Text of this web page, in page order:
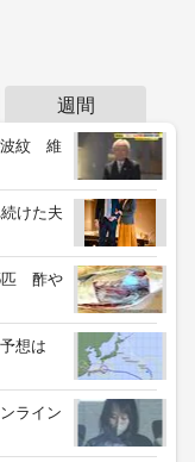
週間
波紋 維
けた夫
匹 酢や
予想は
ライン